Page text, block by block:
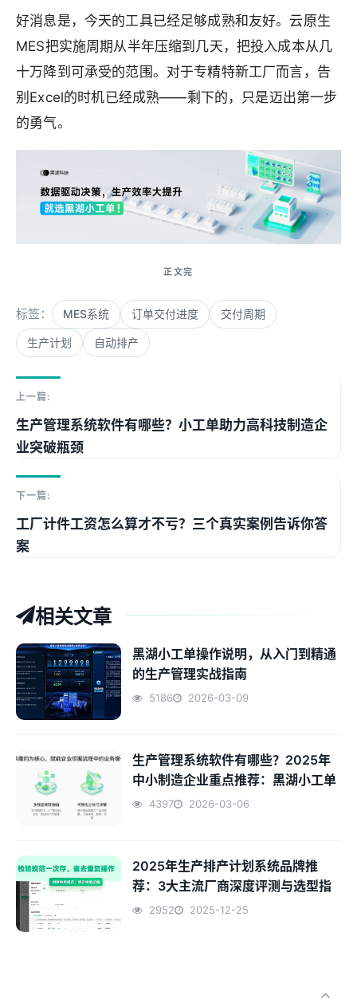
好消息是，今天的工具已经足够成熟和友好。云原生
MES把实施周期从半年压缩到几天，把投入成本从几
十万降到可承受的范围。对于专精特新工厂而言，告
别Excel的时机已经成熟——剩下的，只是迈出第一步
的勇气。
标签： MES系统 订单交付进度 交付周期
生产计划 自动排产
上一篇:
生产管理系统软件有哪些？小工单助力高科技制造企
业突破瓶颈
下一篇:
工厂计件工资怎么算才不亏？三个真实案例告诉你答
案
相关文章
黑湖小工单操作说明，从入门到精通
的生产管理实战指南
5186 2026-03-09
生产管理系统软件有哪些？2025年
中小制造企业重点推荐：黑湖小工单
4397 2026-03-06
2025年生产排产计划系统品牌推
荐：3大主流厂商深度评测与选型指
南
2952 2025-12-25